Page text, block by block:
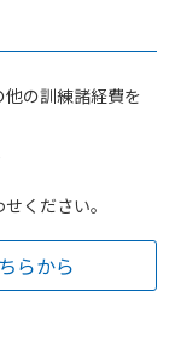
の訓練諸経費を
ください。
らから